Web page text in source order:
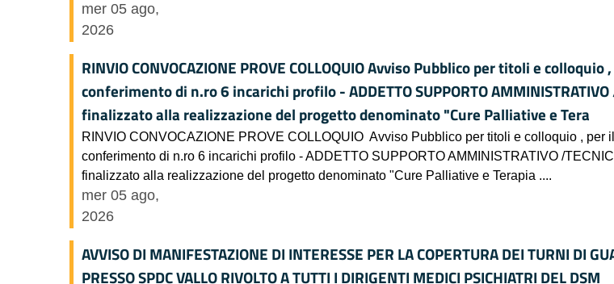
mer 05 ago,
2026
RINVIO CONVOCAZIONE PROVE COLLOQUIO Avviso Pubblico per titoli e colloquio
conferimento di n.ro 6 incarichi profilo - ADDETTO SUPPORTO AMMINISTRATIVO
finalizzato alla realizzazione del progetto denominato "Cure Palliative e Tera
RINVIO CONVOCAZIONE PROVE COLLOQUIO Avviso Pubblico per titoli e colloquio , per il
conferimento di n.ro 6 incarichi profilo - ADDETTO SUPPORTO AMMINISTRATIVO /
finalizzato alla realizzazione del progetto denominato "Cure Palliative e Terapia ....
mer 05 ago,
2026
AVVISO DI MANIFESTAZIONE DI INTERESSE PER LA COPERTURA DEI TURNI DI
PRESSO SPDC VALLO RIVOLTO A TUTTI I DIRIGENTI MEDICI PSICHIATRI DEL DSM